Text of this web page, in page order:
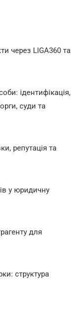
через LIGA360 та
ідентифікація,
суди та
репутація та
у юридичну
для
структура